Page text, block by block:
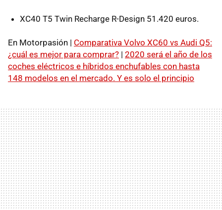
XC40 T5 Twin Recharge R-Design 51.420 euros.
En Motorpasión | Comparativa Volvo XC60 vs Audi Q5:
¿cuál es mejor para comprar? | 2020 será el año de los
coches eléctricos e híbridos enchufables con hasta
148 modelos en el mercado. Y es solo el principio